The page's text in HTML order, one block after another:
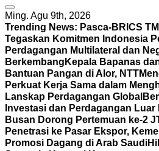
Ming. Agu 9th, 2026
Trending News: Pasca-BRICS
Tegaskan Komitmen Indonesia
Perdagangan Multilateral dan
Berkembang Kepala Bapanas
Bantuan Pangan di Alor, NTT
Perkuat Kerja Sama dalam
Lanskap Perdagangan Global
Investasi dan Perdagangan Luar
Busan Dorong Pertemuan ke-2
Penetrasi ke Pasar Ekspor,
Promosi Dagang di Arab Saudi